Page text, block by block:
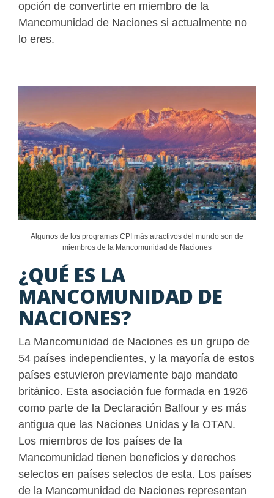
opción de convertirte en miembro de la
Mancomunidad de Naciones si actualmente no
lo eres.
Algunos de los programas CPI más atractivos del mundo son de
miembros de la Mancomunidad de Naciones
¿QUÉ ES LA
MANCOMUNIDAD DE
NACIONES?
La Mancomunidad de Naciones es un grupo de
54 países independientes, y la mayoría de estos
países estuvieron previamente bajo mandato
británico. Esta asociación fue formada en 1926
como parte de la Declaración Balfour y es más
antigua que las Naciones Unidas y la OTAN.
Los miembros de los países de la
Mancomunidad tienen beneficios y derechos
selectos en países selectos de esta. Los países
de la Mancomunidad de Naciones representan